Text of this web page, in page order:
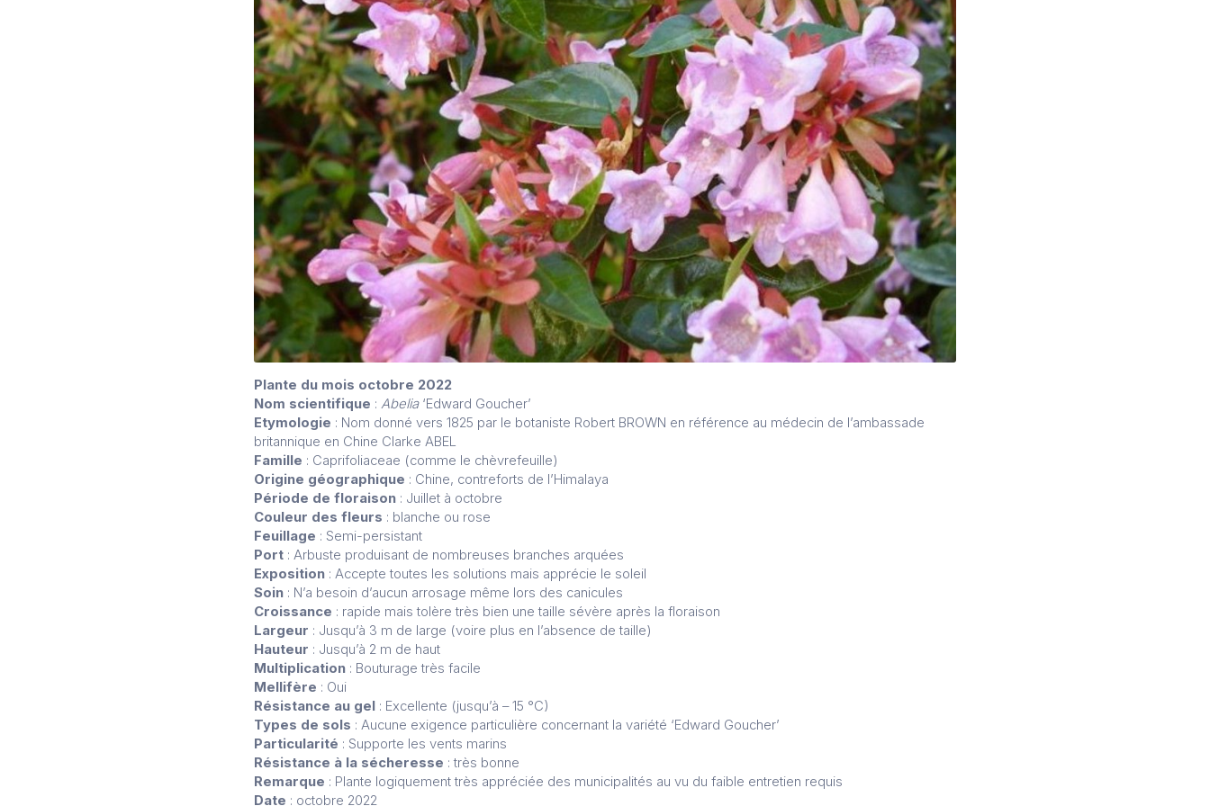
Plante du mois octobre 2022
Nom scientifique : Abelia ‘Edward Goucher’
Etymologie : Nom donné vers 1825 par le botaniste Robert BROWN en référence au médecin de l’ambassade
britannique en Chine Clarke ABEL
Famille : Caprifoliaceae (comme le chèvrefeuille)
Origine géographique : Chine, contreforts de l’Himalaya
Période de floraison : Juillet à octobre
Couleur des fleurs : blanche ou rose
Feuillage : Semi-persistant
Port : Arbuste produisant de nombreuses branches arquées
Exposition : Accepte toutes les solutions mais apprécie le soleil
Soin : N’a besoin d’aucun arrosage même lors des canicules
Croissance : rapide mais tolère très bien une taille sévère après la floraison
Largeur : Jusqu’à 3 m de large (voire plus en l’absence de taille)
Hauteur : Jusqu’à 2 m de haut
Multiplication : Bouturage très facile
Mellifère : Oui
Résistance au gel : Excellente (jusqu’à – 15 °C)
Types de sols : Aucune exigence particulière concernant la variété ‘Edward Goucher’
Particularité : Supporte les vents marins
Résistance à la sécheresse : très bonne
Remarque : Plante logiquement très appréciée des municipalités au vu du faible entretien requis
Date : octobre 2022